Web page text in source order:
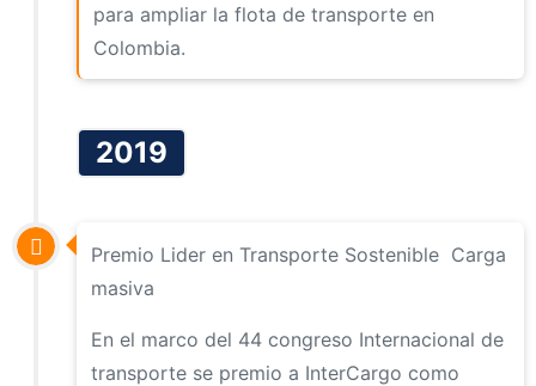
para ampliar la flota de transporte en
Colombia.
2019
Premio Lider en Transporte Sostenible Carga
masiva
En el marco del 44 congreso Internacional de
transporte se premio a InterCargo como